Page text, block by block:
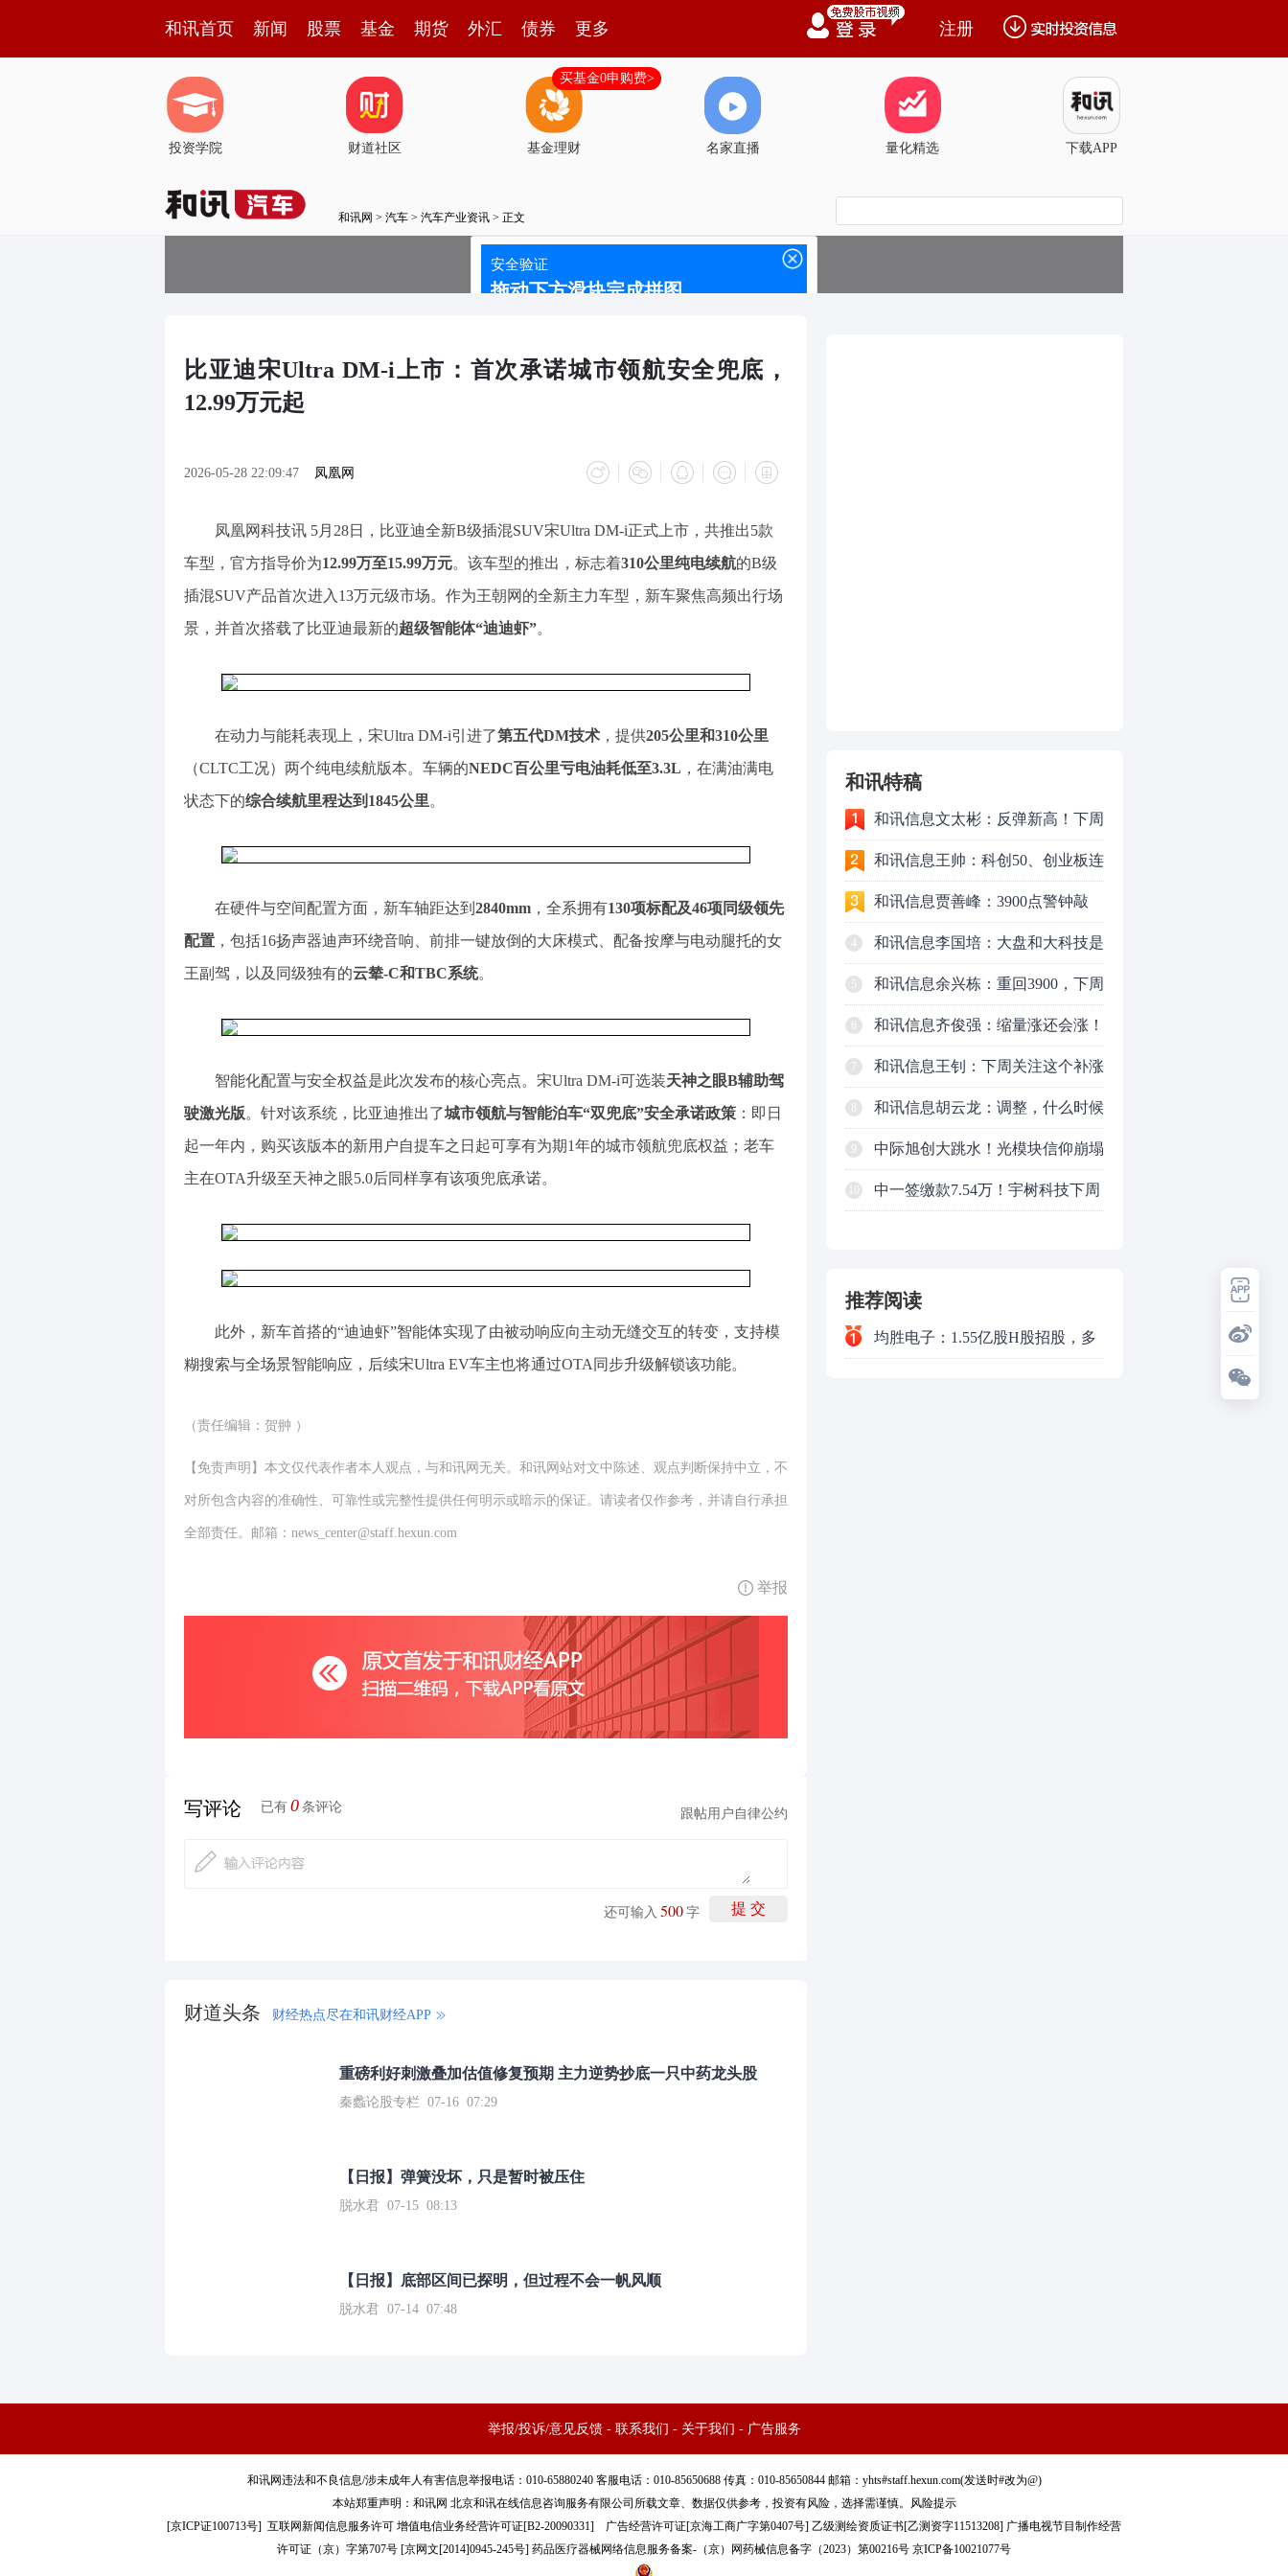
和讯首页 新闻 股票 基金 期货 外汇 债券 更多 注册
投资学院 财道社区 基金理财
买基金0申购费>
名家直播 量化精选 下载APP
和讯网 > 汽车 > 汽车产业资讯 > 正文
比亚迪宋Ultra DM-i上市：首次承诺城市领航安全兜底，
12.99万元起
2026-05-28 22:09:47 凤凰网
凤凰网科技讯 5月28日，比亚迪全新B级插混SUV宋Ultra DM-i正式上市，共推出5款
车型，官方指导价为12.99万至15.99万元。该车型的推出，标志着310公里纯电续航的B级
插混SUV产品首次进入13万元级市场。作为王朝网的全新主力车型，新车聚焦高频出行场
景，并首次搭载了比亚迪最新的超级智能体“迪迪虾”。
在动力与能耗表现上，宋Ultra DM-i引进了第五代DM技术 ，提供205公里和310公里
（CLTC工况）两个纯电续航版本。车辆的NEDC百公里亏电油耗低至3.3L ，在满油满电
状态下的综合续航里程达到1845公里。
在硬件与空间配置方面，新车轴距达到 2840mm ，全系拥有130项标配及46项同级领先
配置 ，包括16扬声器迪声环绕音响、前排一键放倒的大床模式、配备按摩与电动腿托的女
王副驾，以及同级独有的云辇-C和TBC系统。
智能化配置与安全权益是此次发布的核心亮点。宋Ultra DM-i可选装天神之眼B辅助驾
驶激光版。针对该系统，比亚迪推出了城市领航与智能泊车“双兜底”安全承诺政策 ：即日
起一年内，购买该版本的新用户自提车之日起可享有为期1年的城市领航兜底权益；老车
主在OTA升级至天神之眼5.0后同样享有该项兜底承诺。
此外，新车首搭的“迪迪虾”智能体实现了由被动响应向主动无缝交互的转变，支持模
糊搜索与全场景智能响应，后续宋Ultra EV车主也将通过OTA同步升级解锁该功能。
（责任编辑：贺翀 ）
【免责声明】本文仅代表作者本人观点，与和讯网无关。和讯网站对文中陈述、观点判断保持中立，不
对所包含内容的准确性、可靠性或完整性提供任何明示或暗示的保证。请读者仅作参考，并请自行承担
全部责任。邮箱：news_center@staff.hexun.com
举报
写评论 已有 0 条评论 跟帖用户自律公约
提 交
还可输入 500 字
财道头条 财经热点尽在和讯财经APP
重磅利好刺激叠加估值修复预期 主力逆势抄底一只中药龙头股
秦蠡论股专栏 07-16 07:29
【日报】弹簧没坏，只是暂时被压住
脱水君 07-15 08:13
【日报】底部区间已探明，但过程不会一帆风顺
脱水君 07-14 07:48
和讯特稿
和讯信息文太彬：反弹新高！下周
行情怎么走？
和讯信息王帅：科创50、创业板连
续反弹之后，重要防守线已出现
和讯信息贾善峰：3900点警钟敲
响，主力正在暗中布局！
和讯信息李国培：大盘和大科技是
反转？还是反弹？
5 和讯信息余兴栋：重回3900，下周
稳了吗？
和讯信息齐俊强：缩量涨还会涨！
7 和讯信息王钊：下周关注这个补涨
机会
和讯信息胡云龙：调整，什么时候
来
中际旭创大跳水！光模块信仰崩塌
了？
中一签缴款7.54万！宇树科技下周
推荐阅读
均胜电子：1.55亿股H股招股，多
举报/投诉/意见反馈- 联系我们 - 关于我们 - 广告服务
和讯网违法和不良信息/涉未成年人有害信息举报电话：010-65880240 客服电话：010-85650688 传真：010-85650844 邮箱：yhts#staff.hexun.com(发送时#改为@)
本站郑重声明：和讯网 北京和讯在线信息咨询服务有限公司所载文章、数据仅供参考，投资有风险，选择需谨慎。
风险提示
[京ICP证100713号] 互联网新闻信息服务许可 增值电信业务经营许可证[B2-20090331] 广告经营许可证[京海工商广字第0407号] 乙级测绘资质证书[乙测资字11513208] 广播电视节目制作经营
许可证（京）字第707号 [京网文[2014]0945-245号] 药品医疗器械网络信息服务备案-（京）网药械信息备字（2023）第00216号 京ICP备10021077号